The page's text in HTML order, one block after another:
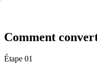
Comment
Étape 01